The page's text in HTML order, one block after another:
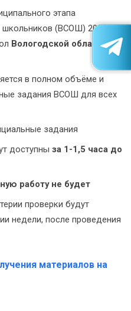
этапа
(ВСОШ) 2025-
Вологодской области
в полном объёме и
задания ВСОШ для всех
задания
доступны за 1-1,5 часа до
работу не будет
проверки будут
недели, после проведения
материалов на